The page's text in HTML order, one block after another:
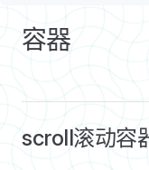
}
容器
scroll滚动容